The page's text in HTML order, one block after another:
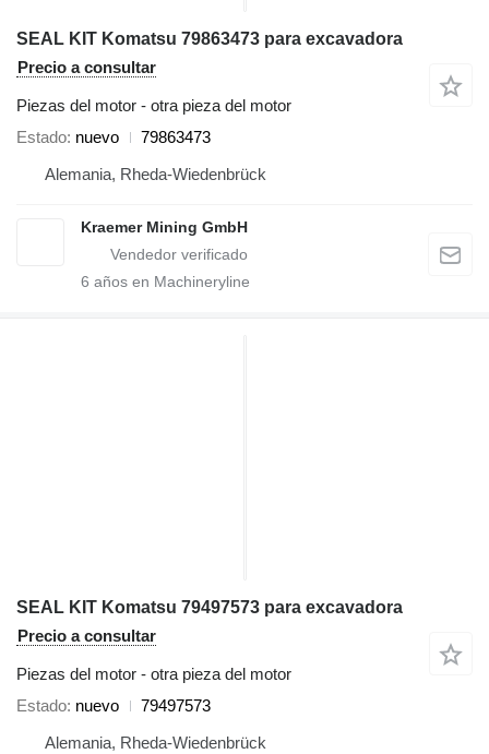
SEAL KIT Komatsu 79863473 para excavadora
Precio a consultar
Piezas del motor - otra pieza del motor
Estado nuevo
79863473
Alemania, Rheda-Wiedenbrück
Kraemer Mining GmbH
6 años en Machineryline
SEAL KIT Komatsu 79497573 para excavadora
Precio a consultar
Piezas del motor - otra pieza del motor
Estado nuevo
79497573
Alemania, Rheda-Wiedenbrück